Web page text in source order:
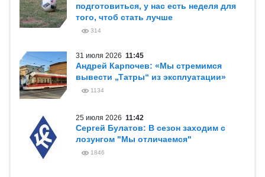
подготовиться, у нас есть неделя для
того, чтоб стать лучше
314
31 июля 2026 11:45
Андрей Карпочев: «Мы стремимся
вывести „Татры“ из эксплуатации»
1134
25 июля 2026 11:42
Сергей Булатов: В сезон заходим с
лозунгом "Мы отличаемся"
1846